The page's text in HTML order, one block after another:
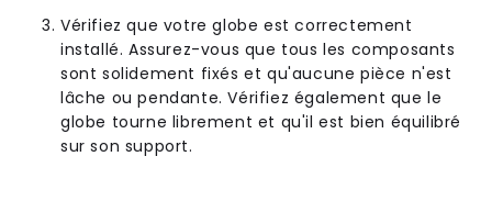
Vérifiez que votre globe est correctement
installé. Assurez-vous que tous les composants
sont solidement fixés et qu'aucune pièce n'est
lâche ou pendante. Vérifiez également que le
globe tourne librement et qu'il est bien équilibré
sur son support.